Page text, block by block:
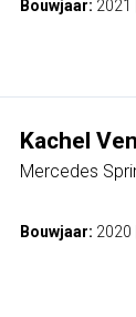
Bouwjaar: 2021
Kachel
Mercedes
Bouwjaar: 2020